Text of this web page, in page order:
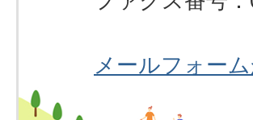
メールフォー